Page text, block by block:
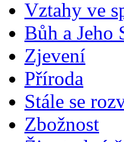
Vztahy ve
Bůh a Jeho
Zjevení
Příroda
Stále se
Zbožnost